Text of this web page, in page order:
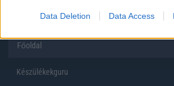
Data Deletion Data Access
Főoldal
Készülékekguru